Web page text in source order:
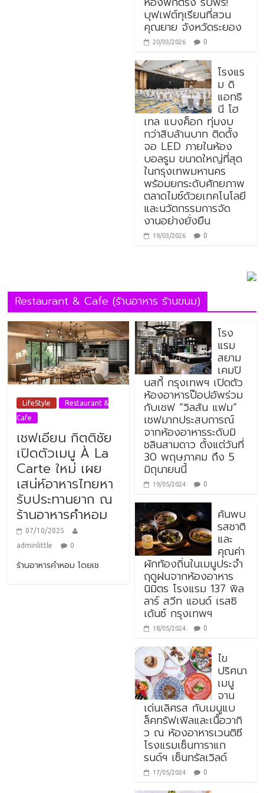
บุฟเฟต์ทุเรียนที่สวน
คุณยาย จังหวัดระยอง
20/03/2026 0
โรงแร
ม ดิ
แอทธิ
นี โฮ
เทล แบงค็อก ทุ่มงบ
กว่าสิบล้านบาท ติดตั้ง
จอ LED ภายในห้อง
บอลรูม ขนาดใหญ่ที่สุด
ในกรุงเทพมหานคร
พร้อมยกระดับศักยภาพ
ตลาดไมซ์ด้วยเทคโนโลยี
และนวัตกรรมการจัด
งานอย่างยั่งยืน
19/03/2026 0
Restaurant & Cafe (ร้านอาหาร ร้านขนม)
LifeStyle
Restaurant &
Cafe
เชฟเอียน กิตติชัย
เปิดตัวเมนู À La
Carte ใหม่ เผย
เสน่ห์อาหารไทยหา
รับประทานยาก ณ
ร้านอาหารคำหอม
07/10/2025
adminlittle
0
ร้านอาหารคำหอม โดยเช
โรง
แรม
สยาม
เคมปิ
นสกี้ กรุงเทพฯ เปิดตัว
ห้องอาหารป๊อปอัพร่วม
กับเชฟ “วิลสัน แฟม”
เชฟมากประสบการณ์
จากห้องอาหารระดับมิ
ชลินสามดาว ตั้งแต่วันที่
30 พฤษภาคม ถึง 5
มิถุนายนนี้
19/05/2024 0
ค้นพบ
รสชาติ
และ
คุณค่า
ผักท้องถิ่นในเมนูประจำ
ฤดูฝนจากห้องอาหาร
นิมิตร โรงแรม 137 พิล
ลาร์ สวีท แอนด์ เรสซิ
เด้นซ์ กรุงเทพฯ
18/05/2024 0
ไข
ปริศนา
เมนู
จาน
เด่นเลิศรส กับเมนูแบ
ล็คทรัฟเฟิลและเนื้อวากิ
ว ณ ห้องอาหารเวนติซี
โรงแรมเซ็นทาราแก
รนด์ฯ เซ็นทรัลเวิลด์
17/05/2024 0